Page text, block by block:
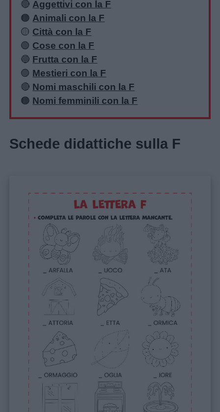
Contatti
Privacy
policy
🔴 Aggettivi con la F
🟠 Animali con la F
🟡 Città con la F
🟢 Cose con la F
🔵 Frutta con la F
🟣 Mestieri con la F
🔴 Nomi maschili con la F
🟠 Nomi femminili con la F
Schede didattiche sulla F